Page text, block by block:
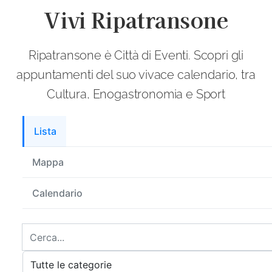
Vivi Ripatransone
Ripatransone è Città di Eventi. Scopri gli
appuntamenti del suo vivace calendario, tra
Cultura, Enogastronomia e Sport
Lista
Mappa
Calendario
Cerca
prodotti
Digita
il
nome
Filtra